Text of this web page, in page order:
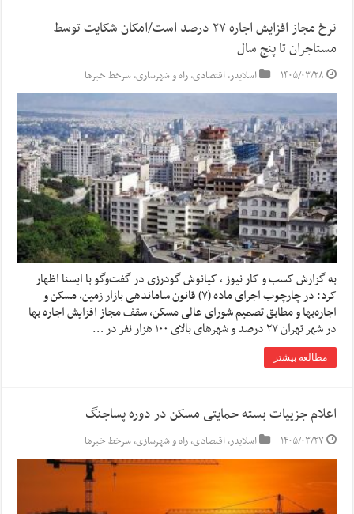
نرخ مجاز افزایش اجاره ۲۷ درصد است/امکان شکایت توسط
مستاجران تا پنج سال
۱۴۰۵/۰۳/۲۸ اسلایدر,اقتصادی,راه و شهرسازی,سرخط خبرها
به گزارش کسب و کار نیوز ، کیانوش گودرزی در گفت‌وگو با ایسنا اظهار
کرد: در چارچوب اجرای ماده (۷) قانون ساماندهی بازار زمین، مسکن و
اجاره‌بها و مطابق تصمیم شورای عالی مسکن، سقف مجاز افزایش اجاره بها
در شهر تهران ۲۷ درصد و شهرهای بالای ۱۰۰ هزار نفر در …
مطالعه بیشتر
اعلام جزییات بسته حمایتی مسکن در دوره پساجنگ
۱۴۰۵/۰۳/۲۷ اسلایدر,اقتصادی,راه و شهرسازی,سرخط خبرها